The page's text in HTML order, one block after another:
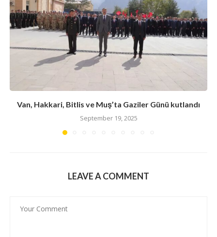
Van, Hakkari, Bitlis ve Muş’ta Gaziler Günü kutlandı
September 19, 2025
LEAVE A COMMENT